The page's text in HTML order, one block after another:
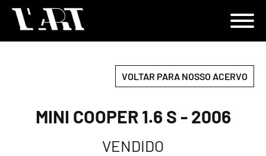
VOLTAR PARA NOSSO ACERVO
MINI COOPER 1.6 S - 2006
VENDIDO